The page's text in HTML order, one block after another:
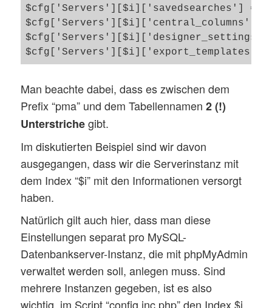
$cfg['Servers'][$i]['savedsearches'] =
$cfg['Servers'][$i]['central_columns'] =
$cfg['Servers'][$i]['designer_settings']
Man beachte dabei, dass es zwischen dem
Prefix “pma” und dem Tabellennamen2 (!)
Unterstrichegibt.
Im diskutierten Beispiel sind wir davon
ausgegangen, dass wir die Serverinstanz mit
dem Index “$i” mit den Informationen versorgt
haben.
Natürlich gilt auch hier, dass man diese
Einstellungen separat pro MySQL-
Datenbankserver-Instanz, die mit phpMyAdmin
verwaltet werden soll, anlegen muss. Sind
mehrere Instanzen gegeben, ist es also
wichtig, im Script “config.inc.php” den Index $i